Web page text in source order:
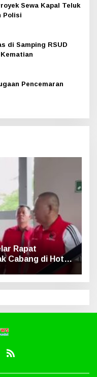
Sewa Kapal Teluk
Polisi
di Samping RSUD
Pencemaran
Rapat
Cabang di Hotel